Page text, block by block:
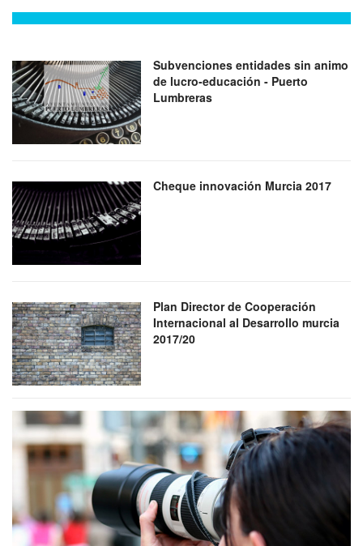
Subvenciones entidades sin animo
de lucro-educación - Puerto
Lumbreras
Cheque innovación Murcia 2017
Plan Director de Cooperación
Internacional al Desarrollo murcia
2017/20